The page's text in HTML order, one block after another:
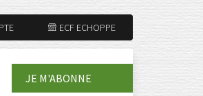
ECF ECHOPPE
JE M'ABONNE